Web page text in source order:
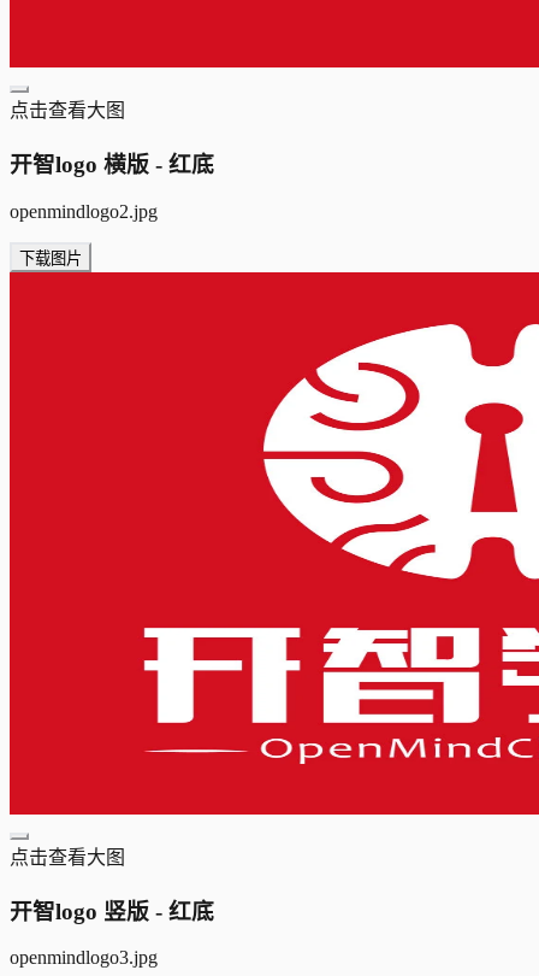
点击查看大图
开智logo 横版 - 红底
openmindlogo2.jpg
下载图片
点击查看大图
开智logo 竖版 - 红底
openmindlogo3.jpg